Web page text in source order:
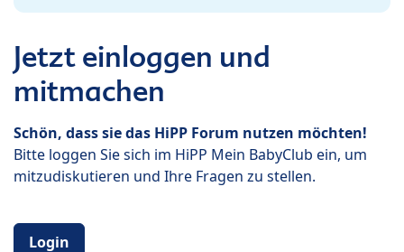
Jetzt einloggen und
mitmachen
Schön, dass sie das HiPP Forum nutzen möchten!
Bitte loggen Sie sich im HiPP Mein BabyClub ein, um
mitzudiskutieren und Ihre Fragen zu stellen.
Login